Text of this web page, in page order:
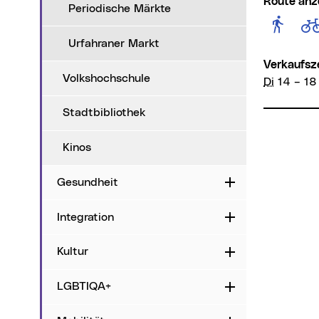
Periodische Märkte
Urfahraner Markt
Volkshochschule
Stadtbibliothek
Kinos
Gesundheit Aufklappen
Integration Aufklappen
Kultur Aufklappen
LGBTIQA+ Aufklappen
Di 14 – 18